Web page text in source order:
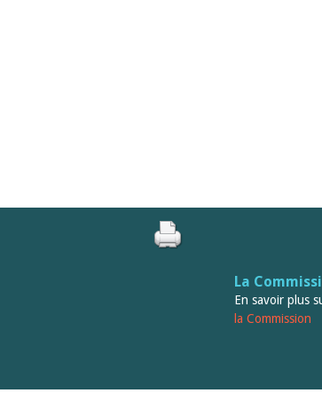
La
En savoir plus
la Commission